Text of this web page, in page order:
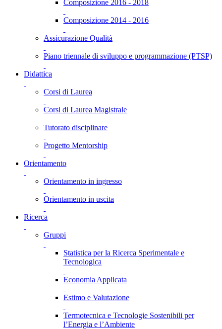
Composizione 2016 - 2018
Composizione 2014 - 2016
Assicurazione Qualità
Piano triennale di sviluppo e programmazione (PTSP)
Didattica
Corsi di Laurea
Corsi di Laurea Magistrale
Tutorato disciplinare
Progetto Mentorship
Orientamento
Orientamento in ingresso
Orientamento in uscita
Ricerca
Gruppi
Statistica per la Ricerca Sperimentale e
Tecnologica
Economia Applicata
Estimo e Valutazione
Termotecnica e Tecnologie Sostenibili per
l’Energia e l’Ambiente